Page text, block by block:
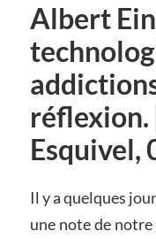
Albert
réflexion.
Esquivel,
Il y a quelques
une note de